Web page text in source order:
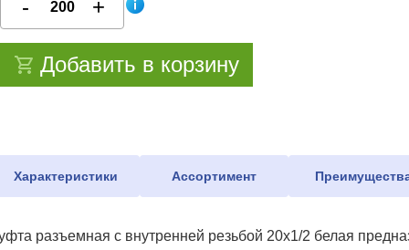
Добавить в корзину
Характеристики Ассортимент
разъемная с внутренней резьбой 20х1/2 белая